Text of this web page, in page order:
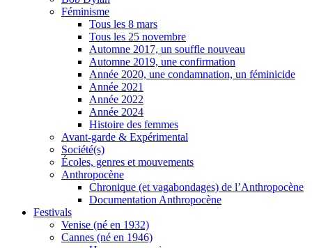
Féminisme
Tous les 8 mars
Tous les 25 novembre
Automne 2017, un souffle nouveau
Automne 2019, une confirmation
Année 2020, une condamnation, un féminicide
Année 2021
Année 2022
Année 2024
Histoire des femmes
Avant-garde & Expérimental
Société(s)
Écoles, genres et mouvements
Anthropocène
Chronique (et vagabondages) de l’Anthropocène
Documentation Anthropocène
Festivals
Venise (né en 1932)
Cannes (né en 1946)